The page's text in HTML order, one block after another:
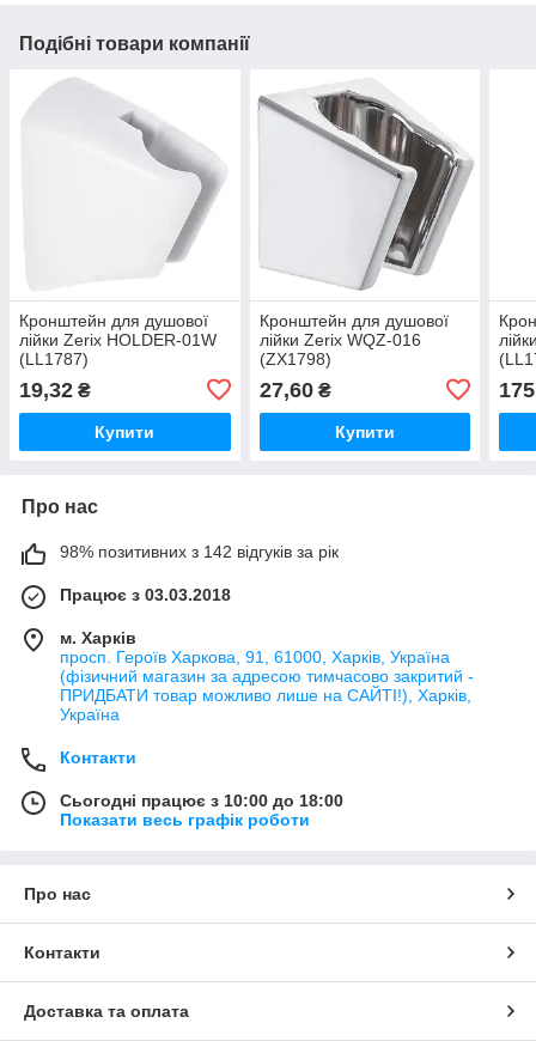
Подібні товари компанії
Кронштейн для душової
лійки Zerix HOLDER-01W
(LL1787)
19,32 ₴
Купити
Кронштейн для душової
лійки Zerix WQZ-016
(ZX1798)
27,60₴
Купити
175
Про нас
98% позитивних з 142 відгуків за рік
Працює з 03.03.2018
м. Харків
просп. Героїв Харкова, 91, 61000, Харків, Україна
(фізичний магазин за адресою тимчасово закритий -
ПРИДБАТИ товар можливо лише на САЙТІ!), Харків,
Україна
Контакти
Сьогодні працює з 10:00 до 18:00
Показати весь графік роботи
Про нас
Контакти
Доставка та оплата